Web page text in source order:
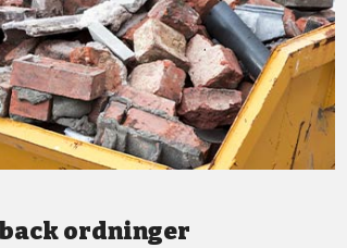
ordninger